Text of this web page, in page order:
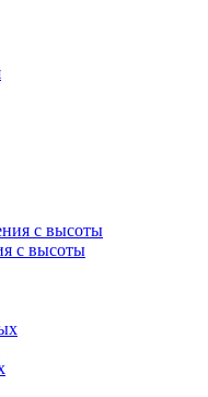
с высоты